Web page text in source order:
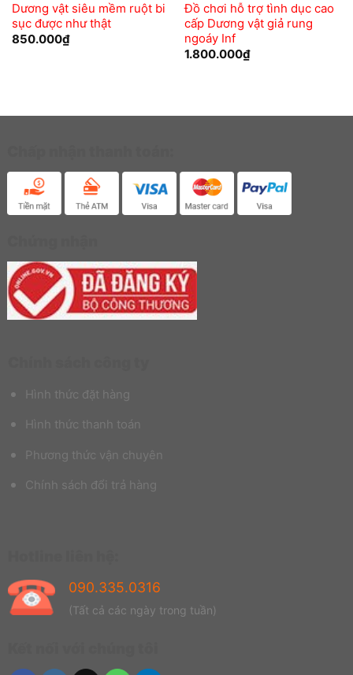
Dương vật siêu mềm ruột bi
sục được như thật
850.000₫
Đồ chơi hỗ trợ tình dục cao
cấp Dương vật giả rung
ngoáy Inf
1.800.000₫
Hình thức đặt hàng
Hình thức thanh toán
Phương thức vận chuyên
Chính sách đổi trả hàng
090.335.0316
(Tất cả các ngày trong tuần)